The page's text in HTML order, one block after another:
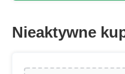
Nieaktywne